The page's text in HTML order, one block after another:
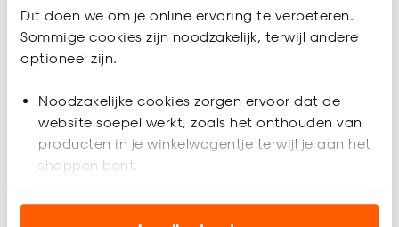
Dit doen we om je online ervaring te verbeteren.
Sommige cookies zijn noodzakelijk, terwijl andere
optioneel zijn.
Noodzakelijke cookies zorgen ervoor dat de
website soepel werkt, zoals het onthouden van
producten in je winkelwagentje terwijl je aan het
shoppen bent.
Analytische cookies (optioneel) helpen ons de
Gordijn Anna
5(4)
al vanaf
25.
-
Bezorgen 4 weken
Gordijn Melle Goud
4.5(11)
al vanaf
21.50
Bezorgen 3 weken